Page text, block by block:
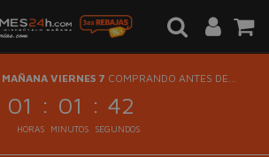
MAÑANA VIERNES 7 COMPRANDO ANTES DE...
01 : 01 : 42
HORAS MINUTOS SEGUNDOS